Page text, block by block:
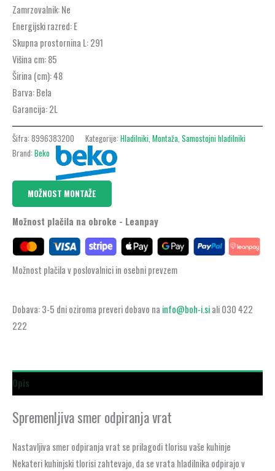
Zamrzovalnik:Ne
Energijski razred:E
Skupna prostornina L:291
Višina cm:85
Širina (cm):48
Barva:Bela
Garancija:2L
Šifra: 8996383200 Kategorije: Hladilniki Montaža Samostojni hladilniki
Brand: Beko
MOŽNOST MONTAŽE
Možnost plačila na obroke - Leanpay
Možnost plačila v poslovalnici in osebni prevzem
Dobava: 3-5 dni oziroma preveri dobavo na info@boh-i.siali 030 422
222
Opis
Spremenljiva smer odpiranja vrat
Nastavljiva smer odpiranja vrat se prilagodi tlorisu vaše kuhinje
Nekateri kuhinjski tlorisi zahtevajo, da se vrata hladilnika odpirajo v